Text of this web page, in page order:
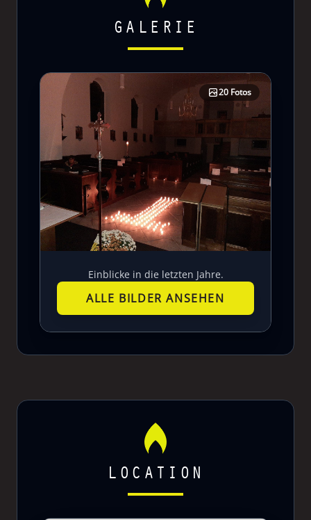
GALERIE
20 Fotos
Einblicke in die letzten Jahre.
ALLE BILDER ANSEHEN
LOCATION